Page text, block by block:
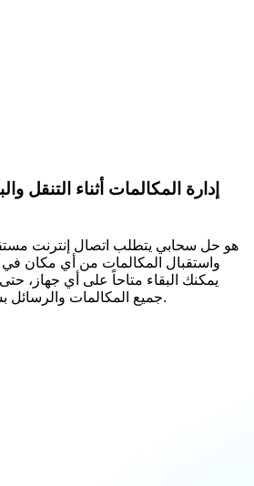
إدارة المكالمات أثناء التنقل
واستقبال المكالمات من أي مكان في
يمكنك البقاء متاحاً على أي جهاز،
جميع المكالمات والرسائل بشكل آمن ولا يمكن حذفها.